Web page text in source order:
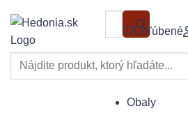
Hľadať:
Obľúbené
Hľadať:
Obaly